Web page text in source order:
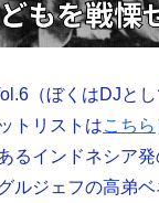
（ぼくはDJと
トリストはこちら
るインドネシア
ルジェフの高弟